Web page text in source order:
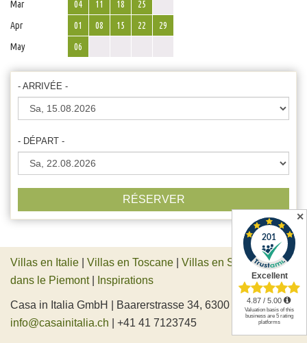
Mar
04 11 18
25
Apr
01 08 15 22
29
May
06
- ARRIVÉE -
- DÉPART -
RÉSERVER
Villas en Italie Villas en Toscane Villas en Sicile|Villas
dans le Piemont| Inspirations
Casa in Italia GmbH | Baarerstrasse 34, 6300 Zug, Suisse |
info@casainitalia.ch | +41 41 7123745
✕